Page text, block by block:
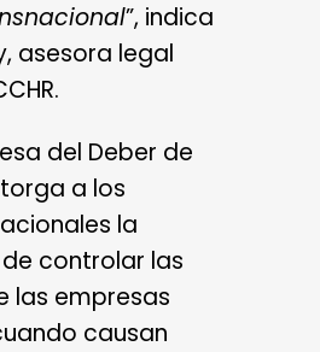
”, indica
asesora legal
del Deber de
a los
la
controlar las
las empresas
causan